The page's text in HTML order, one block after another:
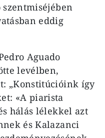
eddig
Aguado
levélben,
„Konstitúcióink így
«A piarista
hálás lélekkel azt
és Kalazanci